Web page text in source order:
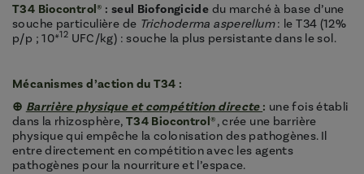
T34 Biocontrol® : seul Biofongicide du marché à base d’une
souche particulière de Trichoderma asperellum: le T34 (12%
p/p ; 10*12 UFC/kg) : souche la plus persistante dans le sol.
Mécanismes d’action du T34 :
⊕ Barrière physique etcompétition directe : une fois établi
dans la rhizosphère, T34 Biocontrol®, crée une barrière
physique qui empêche la colonisation des pathogènes. Il
entre directement en compétition avec les agents
pathogènes pour la nourriture et l’espace.